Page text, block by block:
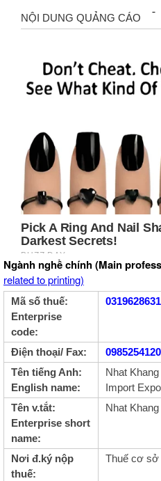
Ngành nghề chính (Main
related to printing)
Mã số thuế:
Enterprise
code:
0319628631
Điện thoại/ Fax:
0985254120
Tên tiếng Anh:
English name:
Nhat
Import
Tên v.tắt:
Enterprise short
name:
Nhat
Nơi đ.ký nộp
thuế:
Thuế cơ sở